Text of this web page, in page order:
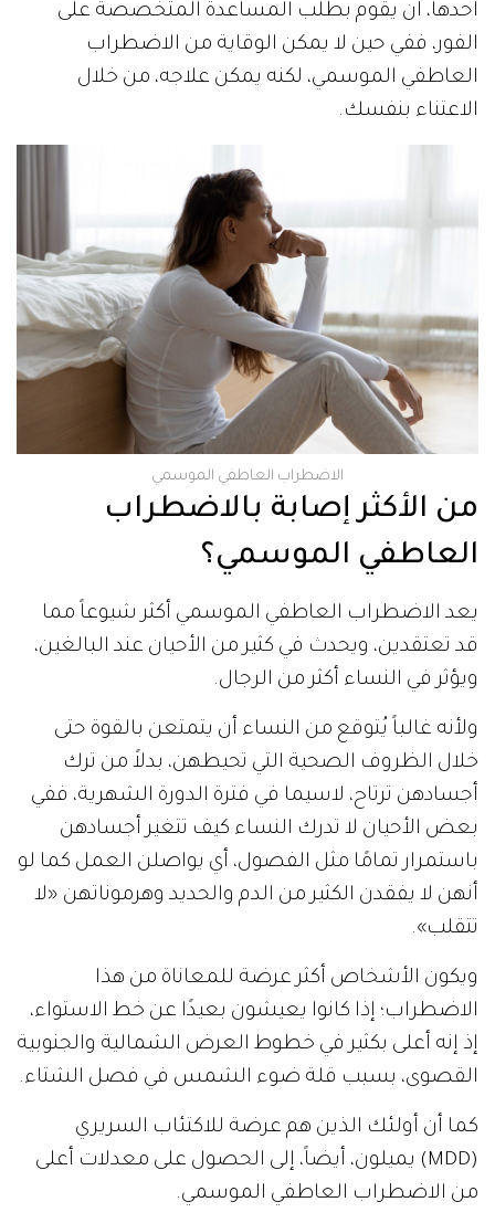
أحدها، أن يقوم بطلب المساعدة المتخصصة على
الفور، ففي حين لا يمكن الوقاية من الاضطراب
العاطفي الموسمي، لكنه يمكن علاجه، من خلال
الاعتناء بنفسك.
الاضطراب العاطفي الموسمي
من الأكثر إصابة بالاضطراب
العاطفي الموسمي؟
يعد الاضطراب العاطفي الموسمي أكثر شيوعاً مما
قد تعتقدين، ويحدث في كثير من الأحيان عند البالغين،
ويؤثر في النساء أكثر من الرجال.
ولأنه غالباً يُتوقع من النساء أن يتمتعن بالقوة حتى
خلال الظروف الصحية التي تحيطهن، بدلاً من ترك
أجسادهن ترتاح، لاسيما في فترة الدورة الشهرية، ففي
بعض الأحيان لا تدرك النساء كيف تتغير أجسادهن
باستمرار تمامًا مثل الفصول، أي يواصلن العمل كما لو
أنهن لا يفقدن الكثير من الدم والحديد وهرموناتهن «لا
تتقلب».
ويكون الأشخاص أكثر عرضة للمعاناة من هذا
الاضطراب؛ إذا كانوا يعيشون بعيدًا عن خط الاستواء،
إذ إنه أعلى بكثير في خطوط العرض الشمالية والجنوبية
القصوى، بسبب قلة ضوء الشمس في فصل الشتاء.
كما أن أولئك الذين هم عرضة للاكتئاب السريري
(MDD) يميلون، أيضاً، إلى الحصول على معدلات أعلى
من الاضطراب العاطفي الموسمي.